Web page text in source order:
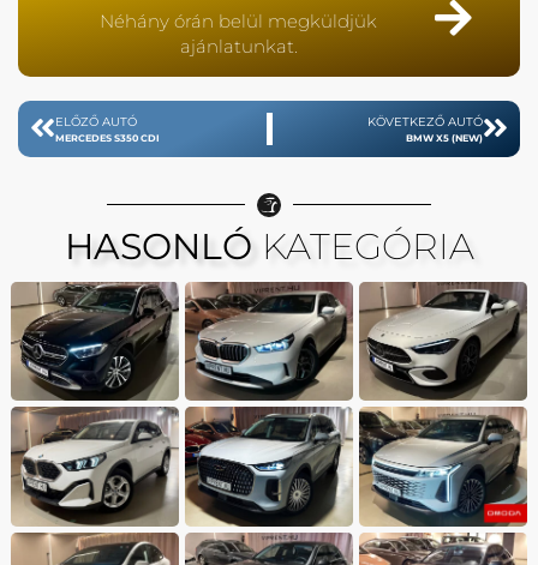
Néhány órán belül megküldjük
ajánlatunkat.
ELŐZŐ AUTÓ
MERCEDES S350 CDI
KÖVETKEZŐ AUTÓ
BMW X5 (NEW)
HASONLÓ KATEGÓRIA